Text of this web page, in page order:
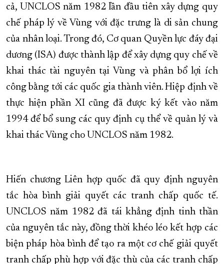
cả, UNCLOS năm 1982 lần đầu tiên xây dựng quy
chế pháp lý về Vùng với đặc trưng là di sản chung
của nhân loại. Trong đó, Cơ quan Quyền lực đáy đại
dương (ISA) được thành lập để xây dựng quy chế về
khai thác tài nguyên tại Vùng và phân bổ lợi ích
công bằng tới các quốc gia thành viên. Hiệp định về
thực hiện phần XI cũng đã được ký kết vào năm
1994 để bổ sung các quy định cụ thể về quản lý và
khai thác Vùng cho UNCLOS năm 1982.
Hiến chương Liên hợp quốc đã quy định nguyên
tắc hòa bình giải quyết các tranh chấp quốc tế.
UNCLOS năm 1982 đã tái khẳng định tinh thần
của nguyên tắc này, đồng thời khéo léo kết hợp các
biện pháp hòa bình để tạo ra một cơ chế giải quyết
tranh chấp phù hợp với đặc thù của các tranh chấp